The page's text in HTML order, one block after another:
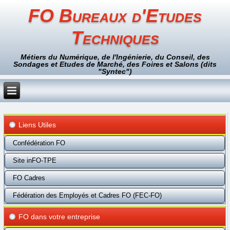
FO Bureaux d'Etudes
Techniques
Métiers du Numérique, de l'Ingénierie, du Conseil, des
Sondages et Etudes de Marché, des Foires et Salons (dits
"Syntec")
Liens Utiles
Confédération FO
Site inFO-TPE
FO Cadres
Fédération des Employés et Cadres FO (FEC-FO)
FO dans votre entreprise